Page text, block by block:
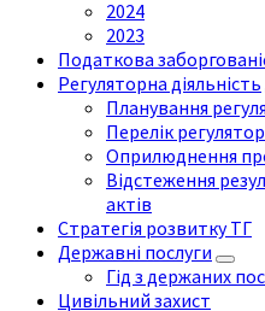
2024
2023
Податкова
Регуляторна діяльність
Планування
Перелік
Оприлюднення
Відстеження
актів
Стратегія розвитку ТГ
Державні послуги
Гід з держаних
Цивільний захист